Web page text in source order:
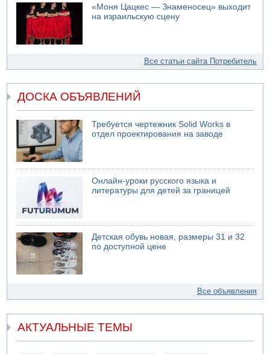
«Моня Цацкес — Знаменосец» выходит
на израильскую сцену
Все статьи сайта Потребитель
ДОСКА ОБЪЯВЛЕНИЙ
Требуется чертежник Solid Works в
отдел проектирования на заводе
Онлайн-уроки русского языка и
литературы для детей за границей
Детская обувь новая, размеры 31 и 32
по доступной цене
Все объявления
АКТУАЛЬНЫЕ ТЕМЫ